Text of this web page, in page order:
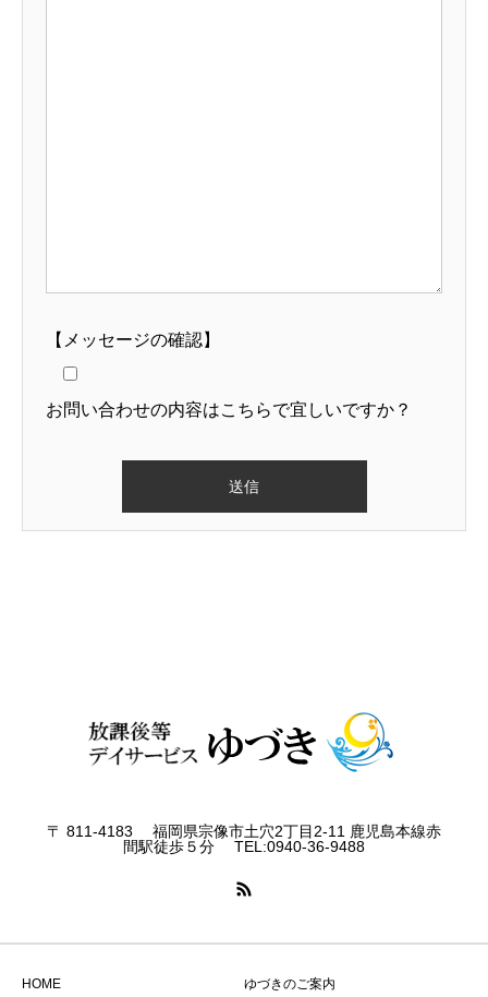
【メッセージの確認】
お問い合わせの内容はこちらで宜しいですか？
〒 811-4183 福岡県宗像市土穴2丁目2-11 鹿児島本線赤
間駅徒歩５分 TEL:0940-36-9488
HOME ゆづきのご案内